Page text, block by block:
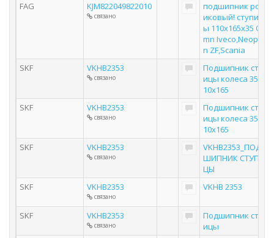
FAG
KJM822049822010
связано
подшипник рол
иковый! ступиц
ы 110x165x35 O
mn Iveco,Neopla
n ZF,Scania
SKF
VKHB2353
связано
Подшипник ступ
ицы колеса 35x1
10x165
SKF
VKHB2353
связано
Подшипник ступ
ицы колеса 35x1
10x165
SKF
VKHB2353
связано
VKHB2353_ПОД
ШИПНИК СТУПИ
ЦЫ
SKF
VKHB2353
связано
VKHB 2353
SKF VKHB2353
связано
Подшипник ступ
ицы